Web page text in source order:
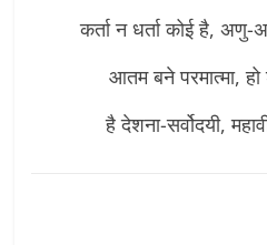
कर्ता न धर्ता कोई है,
आतम बने परमात्मा,
है देशना-सर्वोदयी,